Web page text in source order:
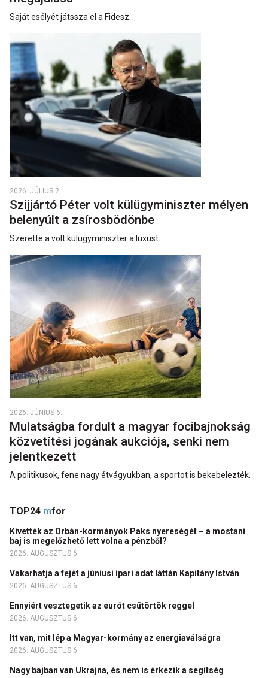
Saját esélyét játssza el a Fidesz.
2026. JÚLIUS 2.
Szijjártó Péter volt külügyminiszter mélyen
belenyúlt a zsírosbödönbe
Szerette a volt külügyminiszter a luxust.
2026. JÚNIUS 6.
Mulatságba fordult a magyar focibajnokság
közvetítési jogának aukciója, senki nem
jelentkezett
A politikusok, fene nagy étvágyukban, a sportot is bekebelezték.
TOP24 mfor
Kivették az Orbán-kormányok Paks nyereségét – a mostani
baj is megelőzhető lett volna a pénzből?
2026. AUGUSZTUS 6.
Vakarhatja a fejét a júniusi ipari adat láttán Kapitány István
2026. AUGUSZTUS 6.
Ennyiért vesztegetik az eurót csütörtök reggel
2026. AUGUSZTUS 6.
Itt van, mit lép a Magyar-kormány az energiaválságra
2026. AUGUSZTUS 6.
Nagy bajban van Ukrajna, és nem is érkezik a segítség